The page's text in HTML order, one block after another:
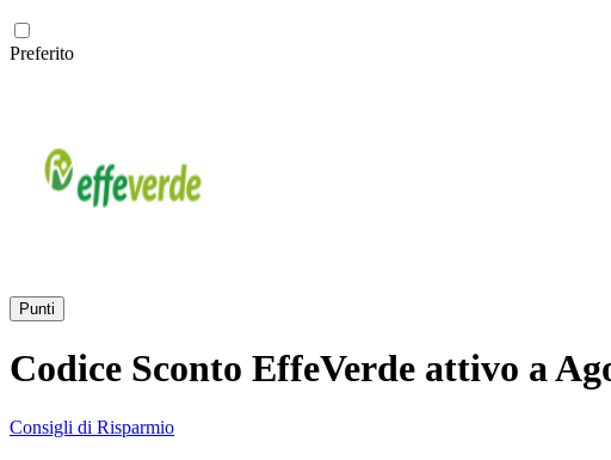
Preferito
Punti
Codice Sconto EffeVerde attivo a
Consigli di Risparmio